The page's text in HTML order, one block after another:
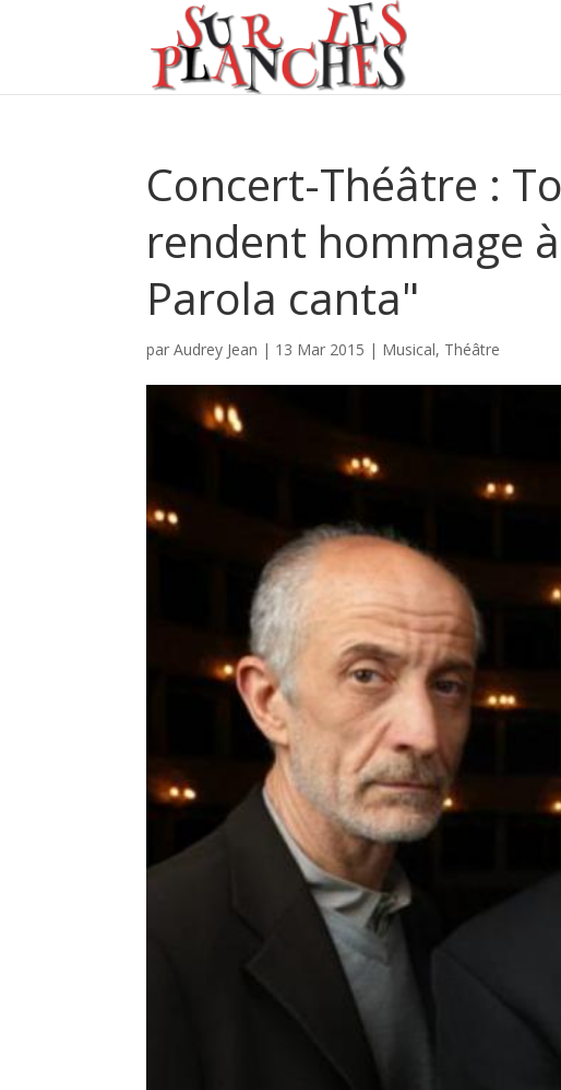
Concert-Théâtre :
rendent hommage
Parola canta"
parAudrey Jean | 13 Mar 2015 | Musical, Théâtre